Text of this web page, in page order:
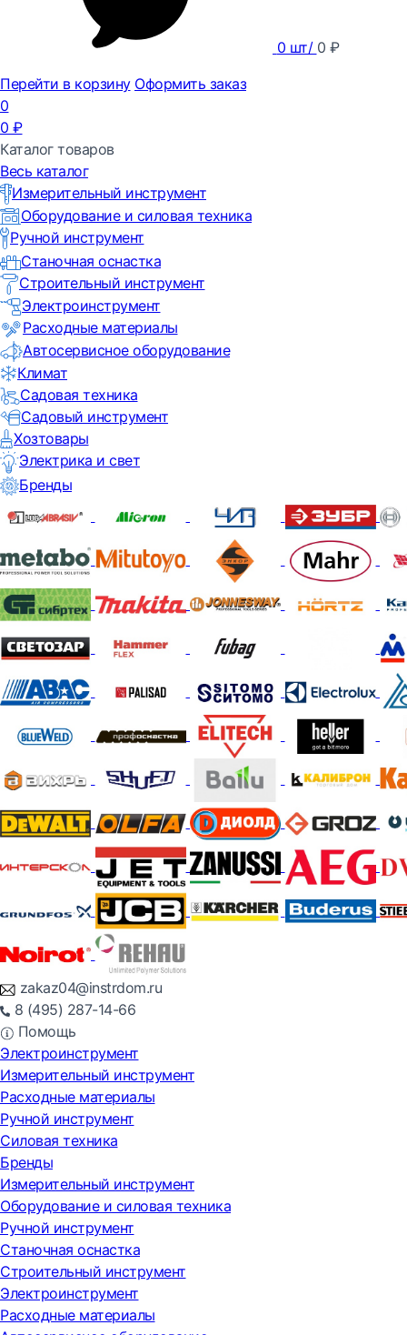
0 шт/ 0 ₽
Перейти в корзину Оформить заказ
0
0 ₽
Каталог товаров
Весь каталог
Измерительный инструмент
Оборудование и силовая техника
Ручной инструмент
Станочная оснастка
Строительный инструмент
Электроинструмент
Расходные материалы
Автосервисное оборудование
Климат
Садовая техника
Садовый инструмент
Хозтовары
Электрика и свет
Бренды
zakaz04@instrdom.ru
8 (495) 287-14-66
Помощь
Электроинструмент
Измерительный инструмент
Расходные материалы
Ручной инструмент
Силовая техника
Бренды
Измерительный инструмент
Оборудование и силовая техника
Ручной инструмент
Станочная оснастка
Строительный инструмент
Электроинструмент
Расходные материалы